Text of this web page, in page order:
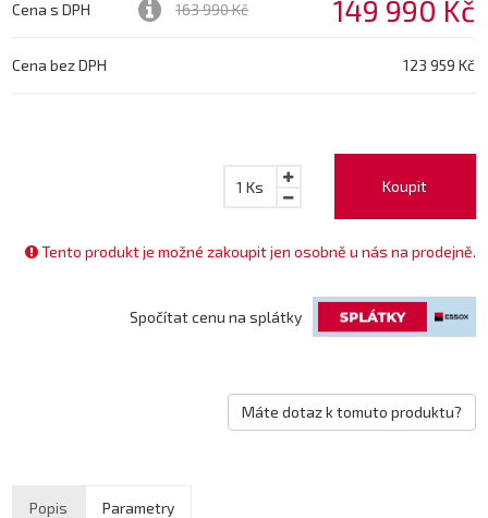
Cena s DPH 163 990 Kč 149 990 Kč
Cena bez DPH 123 959 Kč
Koupit
1 Ks
Tento produkt je možné zakoupit jen osobně u nás na prodejně.
Spočítat cenu na splátky
Máte dotaz k tomuto produktu?
Popis Parametry